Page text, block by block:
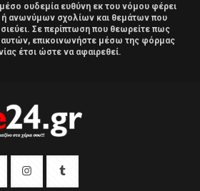
ουδεμία ευθύνη εκ του νόμου φέρει
ανωνύμων σχολίων και θεμάτων που
Σε περίπτωση που θεωρείτε πως
αυτών, επικοινωνήστε μέσω της φόρμας
έτσι ώστε να αφαιρεθεί.